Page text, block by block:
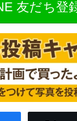
友だち登